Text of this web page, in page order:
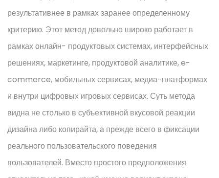
результативнее в рамках заранее определенному
критерию. Этот метод довольно широко работает в
рамках онлайн- продуктовых системах, интерфейсных
решениях, маркетинге, продуктовой аналитике, e-
commerce, мобильных сервисах, медиа-платформах
и внутри цифровых игровых сервисах. Суть метода
видна не столько в субъективной вкусовой реакции
дизайна либо копирайта, а прежде всего в фиксации
реального пользовательского поведения
пользователей. Вместо простого предположения